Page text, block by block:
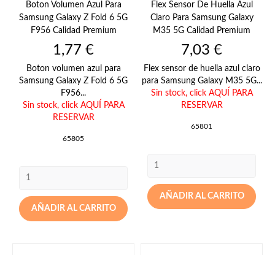
Boton Volumen Azul Para
Samsung Galaxy Z Fold 6 5G
F956 Calidad Premium
Precio
1,77 €
Boton volumen azul para
Samsung Galaxy Z Fold 6 5G
F956...
Sin stock, click AQUÍ PARA
RESERVAR
65805
AÑADIR AL CARRITO
Flex Sensor De Huella Azul
Claro Para Samsung Galaxy
M35 5G Calidad Premium
Precio
7,03 €
Flex sensor de huella azul claro
para Samsung Galaxy M35 5G...
Sin stock, click AQUÍ PARA
RESERVAR
65801
AÑADIR AL CARRITO